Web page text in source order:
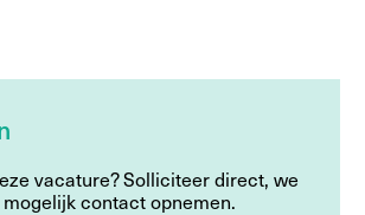
vacature? Solliciteer direct, we
contact opnemen.